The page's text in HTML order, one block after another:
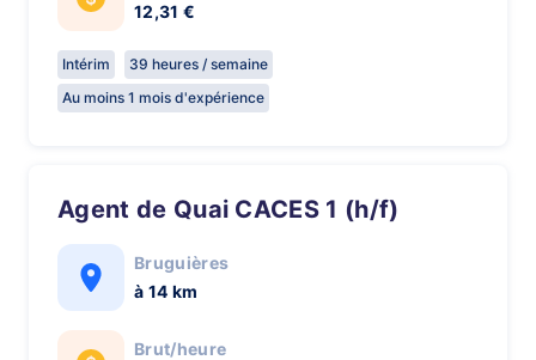
12,31 €
Intérim
39 heures / semaine
Au moins 1 mois d'expérience
Agent de Quai CACES 1 (h/f)
Bruguières
à 14 km
Brut/heure